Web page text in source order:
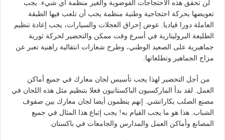
لن تحقق هذه الاحتجاجات الفوضوية والغير منظمة أي شيء. يجب
تعويضها بحركة احتجاجية وطنية منظمة يجب أن تلعب فيها الطبقة
العاملة دورا قياديا. عوض إحراق العجلات والسيارات، يجب إعادة تنظيم
الطليعة البروليتارية في أسرع وقت ممكن والتحضير لحركة ثورية
جماهيرية على الصعيد الوطني، وطرح شعارات انتقالية راهنية تعبر عن
مزاج الجماهير وتطلعاتها.
من أجل التحضير لهذا يجب تأسيس لجان معارك في جميع أماكن
العمل. لقد بدأ الماركسيون الباكستانيون فعلا بتنظيم مثل هذه اللجان في
مصنع الصلب بكاراتشي. إنهم ينظمون أيضا لجان معارك بين صفوف
الشباب. هذا هو ما يجب القيام به! يجب إتباع هذا المثال في جميع
المصانع وأماكن العمل والمدارس والجامعات في باكستان.